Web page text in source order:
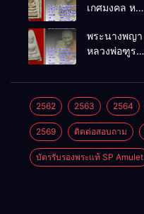
เกศมงคล หล
โพธิ์นิมิตร
พ.ศ.2512
พระนางพญา
หลวงพ่อฑูรย์
พ.ศ.2512
2562 2563 2564
2569 ติดต่อสอบถาม
บัตรรับรองพระแท้ SP Amulet